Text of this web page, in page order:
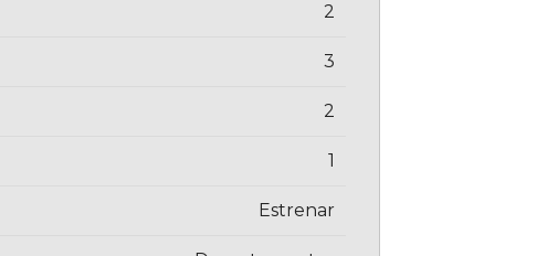
2
3
2
1
Estrenar